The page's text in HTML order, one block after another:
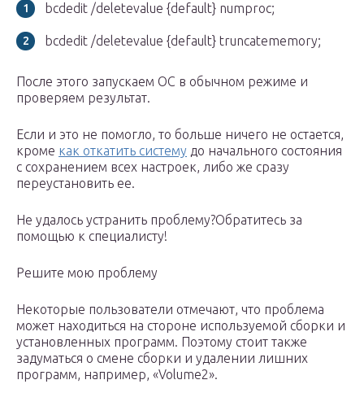
bcdedit /deletevalue {default} numproc;
bcdedit /deletevalue {default} truncatememory;
После этого запускаем ОС в обычном режиме и
проверяем результат.
Если и это не помогло, то больше ничего не остается,
кроме как откатить систему до начального состояния
с сохранением всех настроек, либо же сразу
переустановить ее.
Не удалось устранить проблему?Обратитесь за
помощью к специалисту!
Решите мою проблему
Некоторые пользователи отмечают, что проблема
может находиться на стороне используемой сборки и
установленных программ. Поэтому стоит также
задуматься о смене сборки и удалении лишних
программ, например, «Volume2».